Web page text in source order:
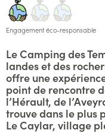
Engagement éco-responsable
Le Camping des
landes et des
offre une
point de rencontre
l’Hérault, de
trouve dans le plus
Le Caylar, village